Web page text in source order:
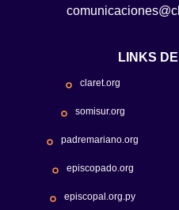
LINKS
claret.org
somisur.org
padremariano.org
episcopado.org
episcopal.org.py